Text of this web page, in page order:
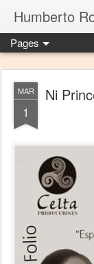
Humberto
Pages
MAR
1
Ni